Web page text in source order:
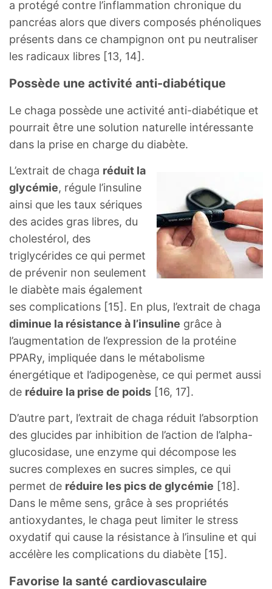
a protégé contre l’inflammation chronique du
pancréas alors que divers composés phénoliques
présents dans ce champignon ont pu neutraliser
les radicaux libres [13, 14].
Possède une activité anti-diabétique
Le chaga possède une activité anti-diabétique et
pourrait être une solution naturelle intéressante
dans la prise en charge du diabète.
L’extrait de chaga réduit la
glycémie, régule l’insuline
ainsi que les taux sériques
des acides gras libres, du
cholestérol, des
triglycérides ce qui permet
de prévenir non seulement
le diabète mais également
ses complications [15]. En plus, l’extrait de chaga
diminue la résistance à l’insuline grâce à
l’augmentation de l’expression de la protéine
PPARy, impliquée dans le métabolisme
énergétique et l’adipogenèse, ce qui permet aussi
de réduire la prise de poids [16, 17].
D’autre part, l’extrait de chaga réduit l’absorption
des glucides par inhibition de l’action de l’alpha-
glucosidase, une enzyme qui décompose les
sucres complexes en sucres simples, ce qui
permet de réduire les pics de glycémie [18].
Dans le même sens, grâce à ses propriétés
antioxydantes, le chaga peut limiter le stress
oxydatif qui cause la résistance à l’insuline et qui
accélère les complications du diabète [15].
Favorise la santé cardiovasculaire